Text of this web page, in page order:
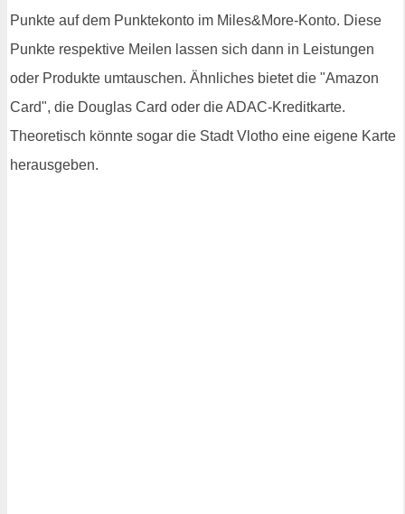
Punkte auf dem Punktekonto im Miles&More-Konto. Diese
Punkte respektive Meilen lassen sich dann in Leistungen
oder Produkte umtauschen. Ähnliches bietet die "Amazon
Card", die Douglas Card oder die ADAC-Kreditkarte.
Theoretisch könnte sogar die Stadt Vlotho eine eigene Karte
herausgeben.